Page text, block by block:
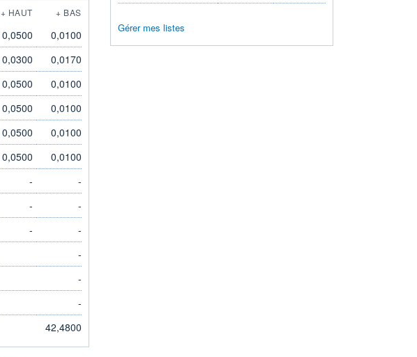
+ HAUT + BAS
0,0500
0,0100
0,0300
0,0170
0,0500
0,0100
0,0500
0,0100
0,0500
0,0100
0,0500
0,0100
-
-
-
-
-
-
-
-
-
42,4800
Gérer mes listes